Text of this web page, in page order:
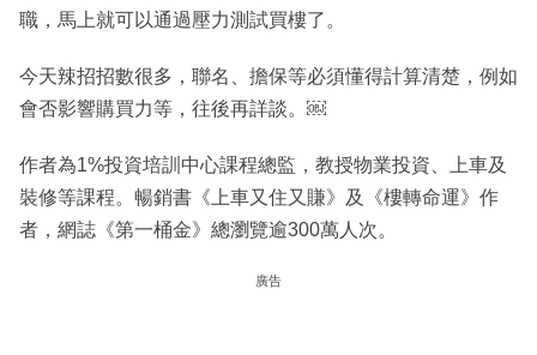
職，馬上就可以通過壓力測試買樓了。
今天辣招招數很多，聯名、擔保等必須懂得計算清楚，例如
會否影響購買力等，往後再詳談。￼
作者為1%投資培訓中心課程總監，教授物業投資、上車及
裝修等課程。暢銷書《上車又住又賺》及《樓轉命運》作
者，網誌《第一桶金》總瀏覽逾300萬人次。
廣告